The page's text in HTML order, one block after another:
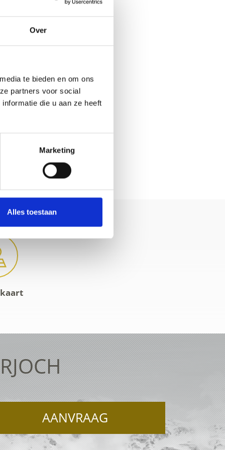
Over
te bieden en om ons
partners voor social
die u aan ze heeft
Marketing
Alles toestaan
No
AANVRAAG